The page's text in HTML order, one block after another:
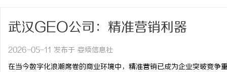
武汉GEO公司：精准营销利器
2026-05-11 发布于 娄烦信息社
在当今数字化浪潮席卷的商业环境中，精准营销已成为企业突破竞争